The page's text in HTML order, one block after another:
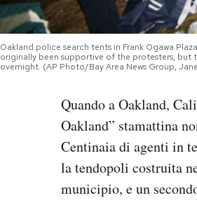
Oakland police search tents in Frank Ogawa
originally been supportive of the protesters, but
overnight. (AP Photo/Bay Area News Group,
Quando a Oakland,
Oakland” stamattina
Centinaia di agenti in
la tendopoli costruita
municipio, e un